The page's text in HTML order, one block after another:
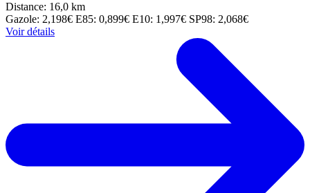
Distance: 16,0 km
Gazole: 2,198€ E85: 0,899€ E10: 1,997€ SP98: 2,068€
Voir détails